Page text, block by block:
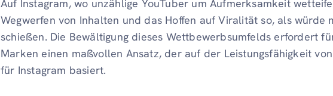
Auf Instagram, wo unzählige YouTuber um Aufmerksamkeit
Wegwerfen von Inhalten und das Hoffen auf Viralität so, als würde
schießen. Die Bewältigung dieses Wettbewerbsumfelds erfordert
Marken einen maßvollen Ansatz, der auf der Leistungsfähigkeit
für Instagram basiert.